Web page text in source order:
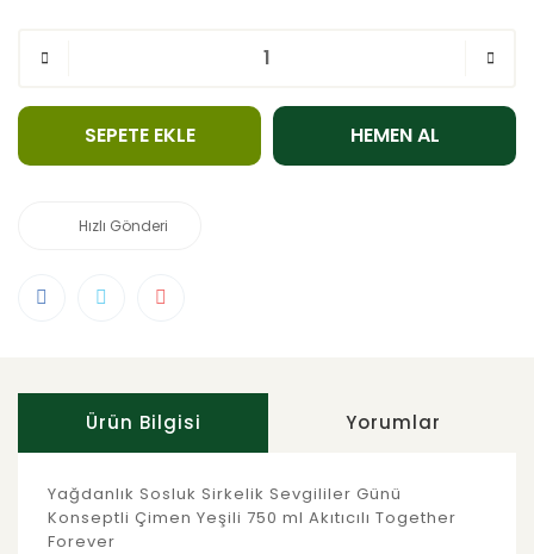
SEPETE EKLE HEMEN AL
Hızlı Gönderi
Ürün Bilgisi Yorumlar
Yağdanlık Sosluk Sirkelik Sevgililer Günü
Konseptli Çimen Yeşili 750 ml Akıtıcılı Together
Forever